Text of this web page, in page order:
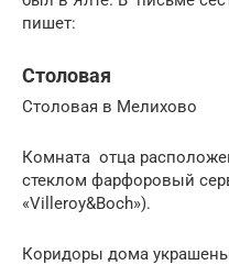
пишет:
Столовая
Столовая в Мелихово
Комната отца
стеклом фарфоровый
«Villeroy&Boch»).
Коридоры дома